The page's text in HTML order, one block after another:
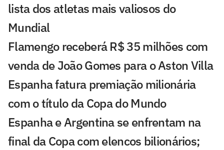
lista dos atletas mais valiosos do
Mundial
Flamengo receberá R$ 35 milhões com
venda de João Gomes para o Aston Villa
Espanha fatura premiação milionária
com o título da Copa do Mundo
Espanha e Argentina se enfrentam na
final da Copa com elencos bilionários;